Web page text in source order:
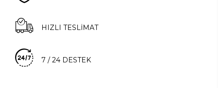
HIZLI TESLİMAT
7 / 24 DESTEK